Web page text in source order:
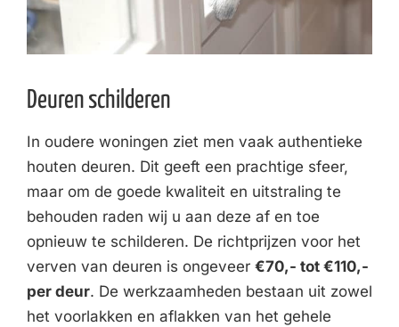
Deuren schilderen
In oudere woningen ziet men vaak authentieke
houten deuren. Dit geeft een prachtige sfeer,
maar om de goede kwaliteit en uitstraling te
behouden raden wij u aan deze af en toe
opnieuw te schilderen. De richtprijzen voor het
verven van deuren is ongeveer €70,- tot €110,-
per deur. De werkzaamheden bestaan uit zowel
het voorlakken en aflakken van het gehele